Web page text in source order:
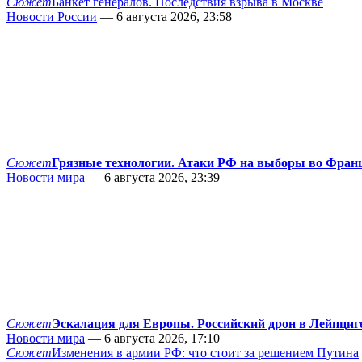
Новости России — 6 августа 2026, 23:58
СюжетГрязные технологии. Атаки РФ на выборы во
Новости мира — 6 августа 2026, 23:39
СюжетЭскалация для Европы. Российский дрон в
Новости мира — 6 августа 2026, 17:10
СюжетИзменения в армии РФ: что стоит за решением Путина